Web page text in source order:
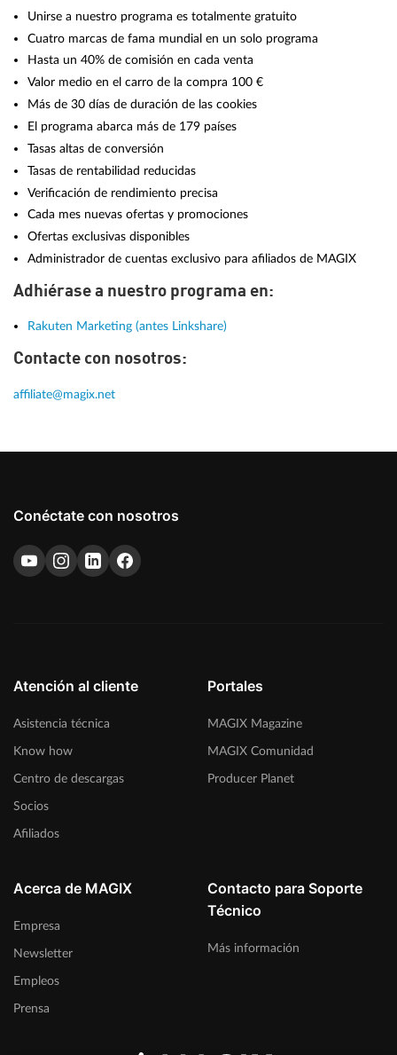
Unirse a nuestro programa es totalmente gratuito
Cuatro marcas de fama mundial en un solo programa
Hasta un 40% de comisión en cada venta
Valor medio en el carro de la compra 100 €
Más de 30 días de duración de las cookies
El programa abarca más de 179 países
Tasas altas de conversión
Tasas de rentabilidad reducidas
Verificación de rendimiento precisa
Cada mes nuevas ofertas y promociones
Ofertas exclusivas disponibles
Administrador de cuentas exclusivo para afiliados de MAGIX
Adhiérase a nuestro programa en:
Rakuten Marketing (antes Linkshare)
Contacte con nosotros:
affiliate@magix.net
Conéctate con nosotros
Atención al cliente
Asistencia técnica
Know how
Centro de descargas
Socios
Afiliados
Portales
MAGIX Magazine
MAGIX Comunidad
Producer Planet
Acerca de MAGIX
Empresa
Newsletter
Empleos
Prensa
Contacto para Soporte
Técnico
Más información